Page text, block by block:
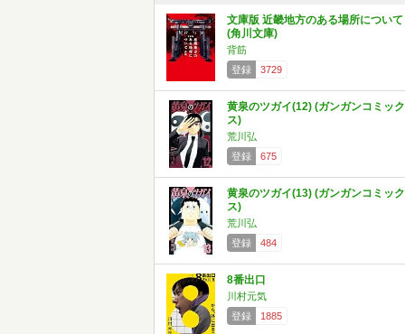
文庫版 近畿地方のある場所について
(角川文庫)
背筋
登録
3729
黄泉のツガイ(12) (ガンガンコミック
ス)
荒川弘
登録
675
黄泉のツガイ(13) (ガンガンコミック
ス)
荒川弘
登録
484
8番出口
川村元気
登録
1885